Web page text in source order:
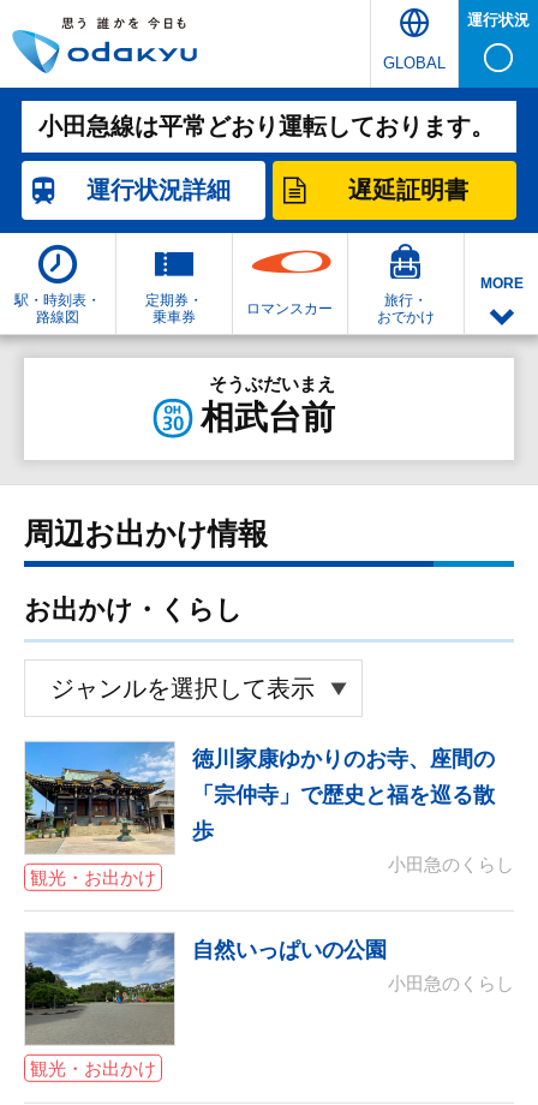
GLOBAL
運行状況
小田急線は平常どおり運転しております。
運行状況詳細 遅延証明書
駅・時刻表・
路線図
定期券・
乗車券
ロマンスカー
旅行・
おでかけ
MORE
そうぶだいまえ
相武台前
周辺お出かけ情報
お出かけ・くらし
観光・お出かけ
徳川家康ゆかりのお寺、座間の
「宗仲寺」で歴史と福を巡る散
歩
小田急のくらし
観光・お出かけ
自然いっぱいの公園
小田急のくらし